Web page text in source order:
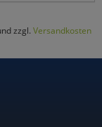
zzgl. Versandkosten